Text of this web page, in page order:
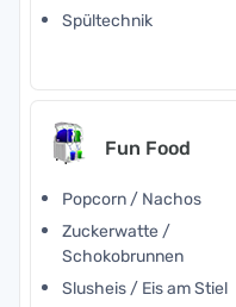
Spültechnik
Fun Food
Popcorn / Nachos
Zuckerwatte /
Schokobrunnen
Slusheis / Eis am Stiel